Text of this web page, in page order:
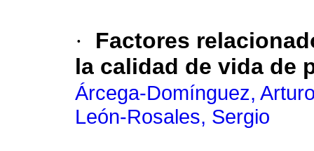
·
Factores
la calidad de vida de
Árcega-Domínguez,
León-Rosales, Sergio